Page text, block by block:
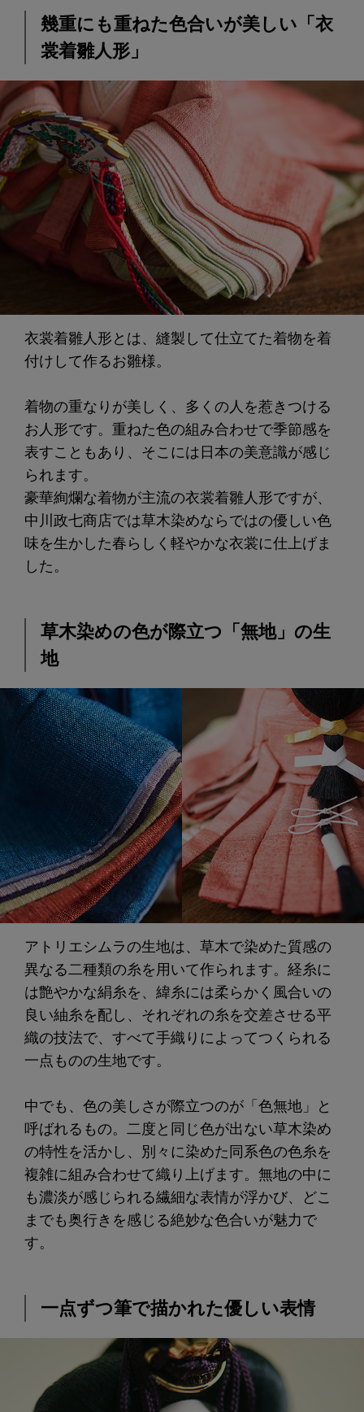
幾重にも重ねた色合いが美しい「衣
裳着雛人形」
衣裳着雛人形とは、縫製して仕立てた着物を着
付けして作るお雛様。
着物の重なりが美しく、多くの人を惹きつける
お人形です。重ねた色の組み合わせで季節感を
表すこともあり、そこには日本の美意識が感じ
られます。
豪華絢爛な着物が主流の衣裳着雛人形ですが、
中川政七商店では草木染めならではの優しい色
味を生かした春らしく軽やかな衣裳に仕上げま
した。
草木染めの色が際立つ「無地」の生
地
アトリエシムラの生地は、草木で染めた質感の
異なる二種類の糸を用いて作られます。経糸に
は艶やかな絹糸を、緯糸には柔らかく風合いの
良い紬糸を配し、それぞれの糸を交差させる平
織の技法で、すべて手織りによってつくられる
一点ものの生地です。
中でも、色の美しさが際立つのが「色無地」と
呼ばれるもの。二度と同じ色が出ない草木染め
の特性を活かし、別々に染めた同系色の色糸を
複雑に組み合わせて織り上げます。無地の中に
も濃淡が感じられる繊細な表情が浮かび、どこ
までも奥行きを感じる絶妙な色合いが魅力で
す。
一点ずつ筆で描かれた優しい表情